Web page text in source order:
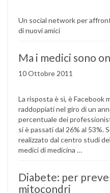
Un social network per
di nuovi amici
Ma i medici sono
10 Ottobre 2011
La risposta è sì, è Facebook
raddoppiati nel giro di un
percentuale dei
si è passati dal 26% al 53%.
realizzato dal centro studi
medici di medicina …
Diabete: per
mitocondri